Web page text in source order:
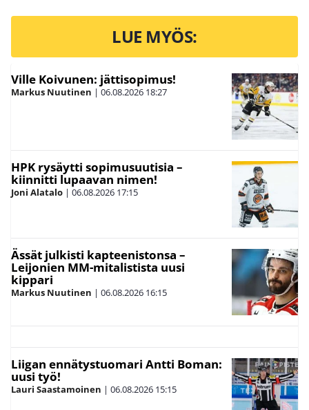
LUE MYÖS:
Ville Koivunen: jättisopimus!
Markus Nuutinen | 06.08.2026 18:27
HPK rysäytti sopimusuutisia –
kiinnitti lupaavan nimen!
Joni Alatalo | 06.08.2026 17:15
Ässät julkisti kapteenistonsa –
Leijonien MM-mitalistista uusi
kippari
Markus Nuutinen | 06.08.2026 16:15
Liigan ennätystuomari Antti Boman:
uusi työ!
Lauri Saastamoinen | 06.08.2026 15:15